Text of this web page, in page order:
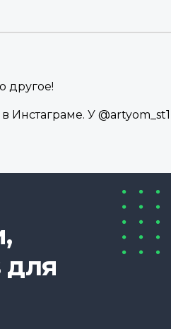
другое!
Инстаграме. У @artyom_st1
для